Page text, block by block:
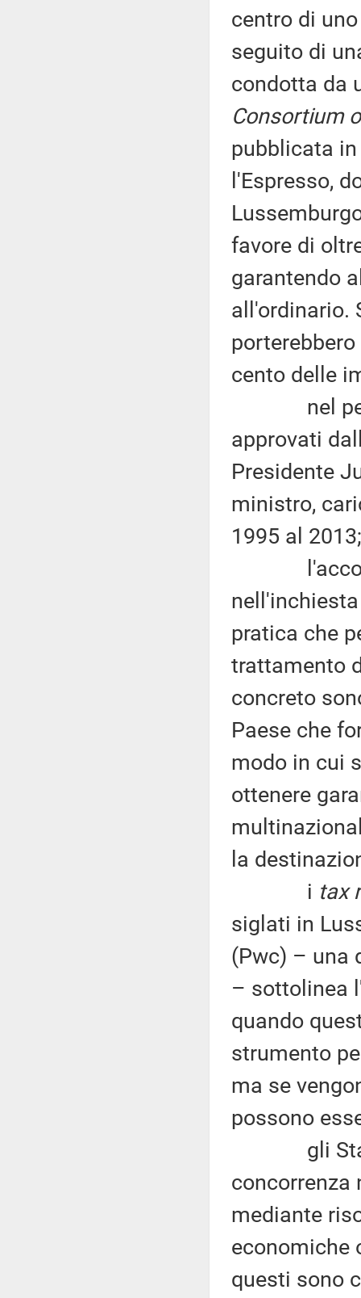
centro di
seguito di
condotta da
Consortium
pubblicata
l'Espresso,
favore di
garantendo
all'ordinario.
cento delle
nel
approvati
Presidente
ministro,
1995 al 2013;
l'accordo
pratica che
trattamento
concreto
Paese che
modo in cui
ottenere
la
i tax
siglati in
(Pwc) – una
– sottolinea
quando
strumento
ma se
possono
gli Stati
concorrenza
mediante
economiche
questi sono